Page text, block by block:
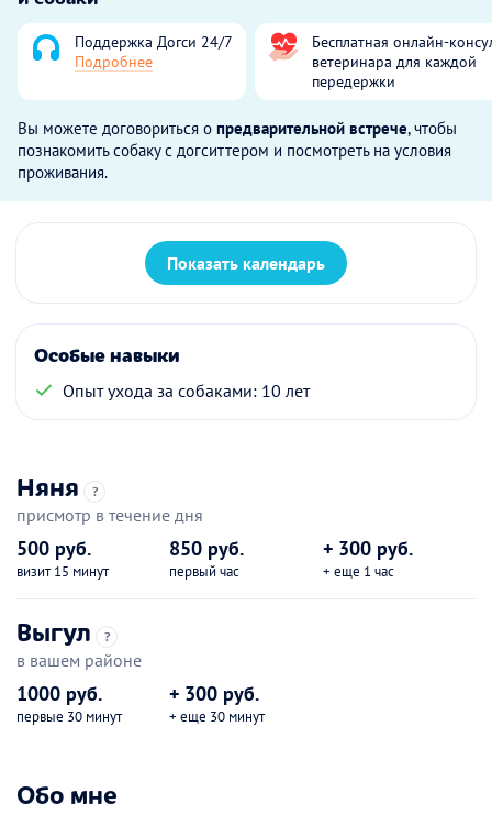
Поддержка Догси 24/7
Подробнее
Бесплатная онлайн-
ветеринара для каждой
передержки
Вы можете договориться о предварительной встрече, чтобы
познакомить собаку с догситтером и посмотреть на условия
проживания.
Показать календарь
Особые навыки
Опыт ухода за собаками: 10 лет
Няня ?
присмотр в течение дня
500 руб.
визит 15 минут
850 руб.
первый час
+ 300 руб.
+ еще 1 час
Выгул ?
в вашем районе
1000 руб.
первые 30 минут
+ 300 руб.
+ еще 30 минут
Обо мне